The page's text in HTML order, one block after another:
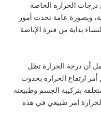
درجات الحرارة الخاصة
وبصورة عامة تحدث أمور
بداية من فترة الإباضة
أن درجة الحرارة تظل
أمر ارتفاع الحرارة بحدوث
بتركيبة الجسم وطبيعته
أمر طبيعي في هذه